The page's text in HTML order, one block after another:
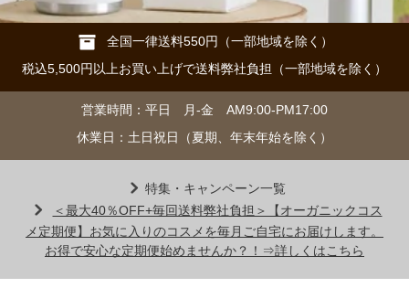
全国一律送料550円（一部地域を除く）
税込5,500円以上お買い上げで送料弊社負担（一部地域を除く）
営業時間：平日 月-金 AM9:00-PM17:00
休業日：土日祝日（夏期、年末年始を除く）
特集・キャンペーン一覧
＜最大40％OFF+毎回送料弊社負担＞【オーガニックコス
メ定期便】お気に入りのコスメを毎月ご自宅にお届けします。
お得で安心な定期便始めませんか？！⇒詳しくはこちら